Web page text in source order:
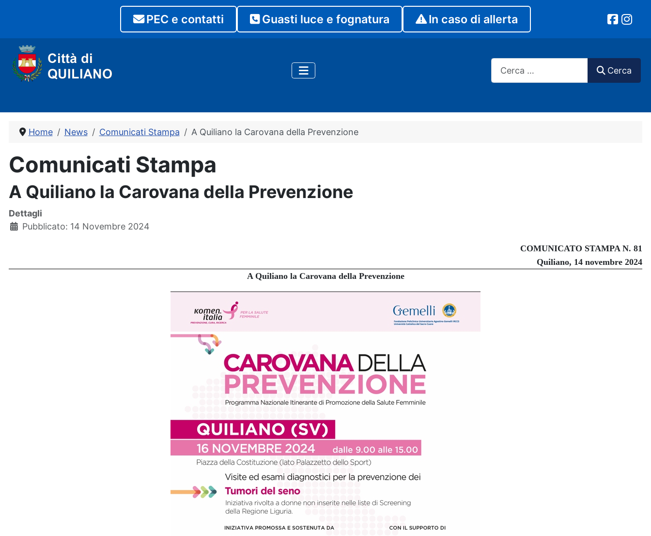
PEC e contatti Guasti luce e fognatura In caso di allerta
Cerca
Cerca
Home News Comunicati Stampa A Quiliano la Carovana della Prevenzione
Comunicati Stampa
A Quiliano la Carovana della Prevenzione
Dettagli
Pubblicato: 14 Novembre 2024
COMUNICATO STAMPA N. 81
Quiliano, 14 novembre 2024
A Quiliano la Carovana della Prevenzione